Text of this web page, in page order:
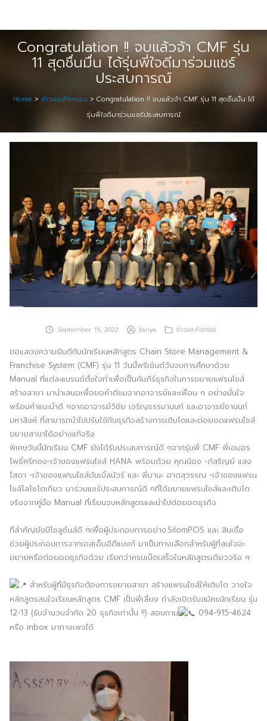
Event & Exhibition Solution
intro
Media Solution
Seminar Service Solution
Trading & E-Commerce Solution
จัดงานแสดงสินค้าและอีเว้นท์ต่าง ๆ
ติดต่อเรา
บริการของเรา
ประชาสัมพันธ์ผ่านสื่อออฟไลน์และสื่อออนไลน์
ผลงานของเรา
ผลิตสิ่งพิมพ์และที่เกี่ยวข้อง
พัฒนาผลิตภัณฑ์
หน้าแรก
อบรมสัมมนาออฟไลน์และออนไลน์
Congratulation !! จบแล้วจ้า CMF รุ่น
11 สุดชื่นมื่น ได้รุ่นพี่ใจดีมาร่วมแชร์
ประสบการณ์
Home > ข่าวและกิจกรรม > Congratulation !! จบแล้วจ้า CMF รุ่น 11 สุดชื่นมื่น ได้
รุ่นพี่ใจดีมาร่วมแชร์ประสบการณ์
September 15, 2022 kanya ข่าวและกิจกรรม
ขอแสดงความยินดีกับนักเรียนหลักสูตร Chain Store Management &
Franchise System (CMF) รุ่น 11 วันนี้พรีเซ้นต์วันจบการศึกษาด้วย
Manual ที่แต่ละแบรนด์ตั้งใจทำเพื่อเป็นคัมภีร์ธุรกิจในการขยายแฟรนไชส์
สร้างสาขา มานำเสนอเพื่อขอคำติชมจากอาจารย์และเพื่อน ๆ อย่างมั่นใจ
พร้อมคำแนะนำดี ๆจากอาจารย์วิชัย เจริญธรรมานนท์ และอาจารย์ชานนท์
มหาสิงห์ ที่สามารถนำไปปรับใช้กับธุรกิจสร้างการเติบโตและต่อยอดแฟรนไชส์
ขยายสาขาได้อย่างแท้จริง
พิเศษวันนี้นักเรียน CMF ยังได้รับประสบการณ์ดี ๆจากรุ่นพี่ CMF พี่เอมอร
โพธิ์ศรีทอง-เจ้าของแฟรนไชส์ HANA พร้อมด้วย คุณน้อง -ภัสริญย์ แสง
โสดา -เจ้าของแฟรนไชส์ดับเบิ้ลนัวร์ และ พี่มานะ ฮาดสุวรรณ -เจ้าของแฟรน
ไชส์โลโซโตเกียว มาร่วมแชร์ประสบการณ์ดี ๆที่ได้ขยายแฟรนไชส์และเติบโต
จริงจากคู่มือ Manual ที่เรียนจบหลักสูตรและนำไปต่อยอดธุรกิจ
ที่สำคัญยังมีโซลูชั่นส์ดี ๆเพื่อผู้ประกอบการอย่าง.SilomPOS และ สินเชื่อ
ช่วยผู้ประกอบการจากเอสเอ็มอีดีแบงก์ มาเป็นทางเลือกสำหรับผู้ที่สนใจจะ
ขยายหรือต่อยอดธุรกิจด้วย เรียกว่าครบเบ็ดเสร็จในหลักสูตรเดียวจริง ๆ
สำหรับผู้ที่มีธุรกิจต้องการขยายสาขา สร้างแฟรนไชส์ให้เติบโต วางใจ
หลักสูตรสนใจเรียนหลักสูตร CMF เป็นพี่เลี้ยง กำลังเปิดรับสมัครนักเรียน รุ่น
12-13 (รับจำนวนจำกัด 20 ธุรกิจเท่านั้น !!) สอบถาม
094-915-4624
หรือ inbox มาทางเพจได้